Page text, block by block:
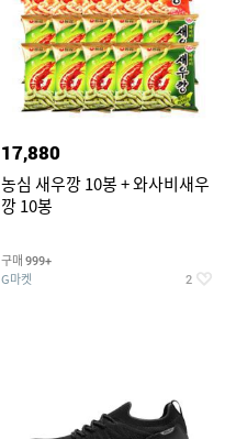
17,880
농심 새우깡 10봉 + 와사비새우
깡 10봉
구매 999+
G마켓 2